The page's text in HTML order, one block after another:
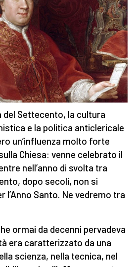
del Settecento, la cultura
e la politica anticlericale
un’influenza molto forte
Chiesa: venne celebrato il
nell’anno di svolta tra
dopo secoli, non si
l’Anno Santo. Ne vedremo tra
ormai da decenni pervadeva
era caratterizzato da una
scienza, nella tecnica, nel